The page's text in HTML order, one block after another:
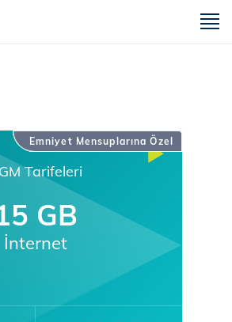
Emniyet Mensuplarına Özel
Tarifeleri
GB
İnternet